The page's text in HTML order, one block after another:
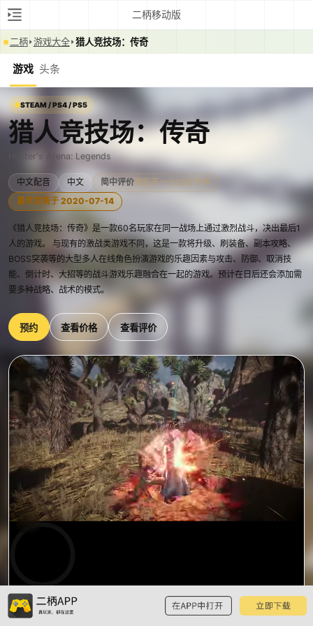
二柄移动版
二柄 游戏大全 猎人竞技场：传奇
游戏 头条
STEAM / PS4 / PS5
猎人竞技场：传奇
Hunter's Arena: Legends
中文配音 中文 简中评价褒贬不一 51%好评率
最早发售于 2020-07-14
《猎人竞技场：传奇》是一款60名玩家在同一战场上通过激烈战斗，决出最后1
人的游戏。 与现有的激战类游戏不同，这是一款将升级、刷装备、副本攻略、
BOSS突袭等的大型多人在线角色扮演游戏的乐趣因素与攻击、防御、取消技
能、倒计时、大招等的战斗游戏乐趣融合在一起的游戏。预计在日后还会添加需
要多种战略、战术的模式。
预约 查看价格
查看评价
预